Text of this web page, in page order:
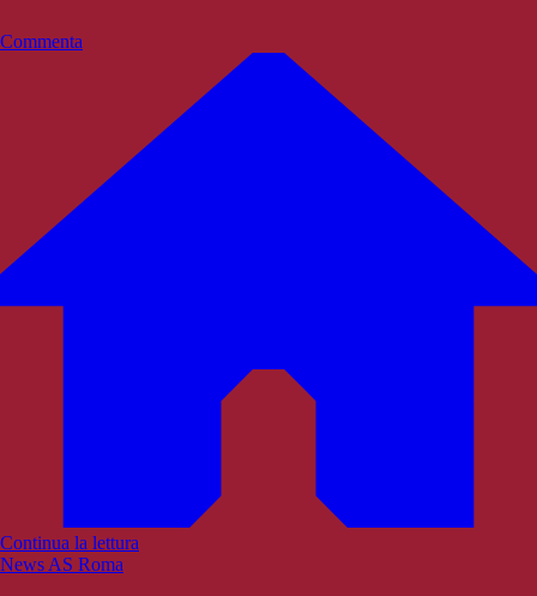
Commenta
Continua la lettura
News AS Roma